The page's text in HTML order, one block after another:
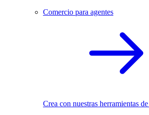
Comercio para agentes
Crea con nuestras herramientas